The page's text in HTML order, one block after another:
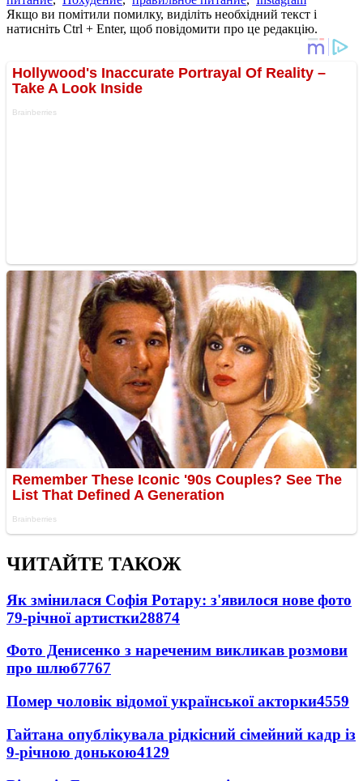
Якщо ви помітили помилку, виділіть необхідний текст і
натисніть Ctrl + Enter, щоб повідомити про це редакцію.
ЧИТАЙТЕ ТАКОЖ
Як змінилася Софія Ротару: з'явилося нове фото
79-річної артистки28874
Фото Денисенко з нареченим викликав розмови
про шлюб7767
Помер чоловік відомої української акторки4559
Гайтана опублікувала рідкісний сімейний кадр із
9-річною донькою4129